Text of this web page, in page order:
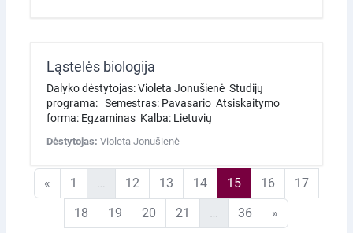
Ląstelės biologija
Dalyko dėstytojas: Violeta Jonušienė Studijų
programa: Semestras: Pavasario Atsiskaitymo
forma: Egzaminas Kalba: Lietuvių
Dėstytojas: Violeta Jonušienė
« Ankstesnis puslapis
1 1 puslapis12 12 puslapis
13 13 puslapis
1414 puslapis
1515 puslapis
16 16 puslapis
1717
18 18 puslapis
19 19 puslapis
20 20 puslapis
21 21 puslapis
36 36 puslapis
»